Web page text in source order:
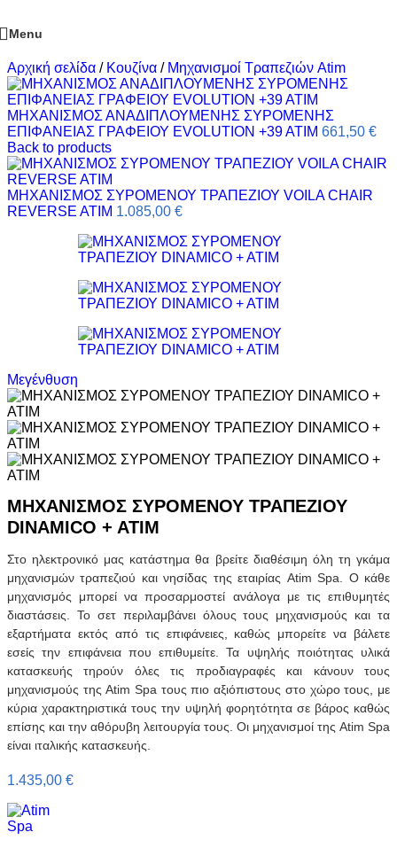
Menu
Αρχική σελίδα / Κουζίνα / Μηχανισμοί Τραπεζιών Atim
ΜΗΧΑΝΙΣΜΟΣ ΑΝΑΔΙΠΛΟΥΜΕΝΗΣ ΣΥΡΟΜΕΝΗΣ
ΕΠΙΦΑΝΕΙΑΣ ΓΡΑΦΕΙΟΥ EVOLUTION +39 ATIM 661,50 €
Back to products
ΜΗΧΑΝΙΣΜΟΣ ΣΥΡΟΜΕΝΟΥ ΤΡΑΠΕΖΙΟΥ VOILA CHAIR
REVERSE ATIM 1.085,00 €
Μεγένθυση
ΜΗΧΑΝΙΣΜΟΣ ΣΥΡΟΜΕΝΟΥ ΤΡΑΠΕΖΙΟΥ
DINAMICO + ATIM
Στο ηλεκτρονικό μας κατάστημα θα βρείτε διαθέσιμη όλη τη γκάμα
μηχανισμών τραπεζιού και νησίδας της εταιρίας Atim Spa. Ο κάθε
μηχανισμός μπορεί να προσαρμοστεί ανάλογα με τις επιθυμητές
διαστάσεις. Το σετ περιλαμβάνει όλους τους μηχανισμούς και τα
εξαρτήματα εκτός από τις επιφάνειες, καθώς μπορείτε να βάλετε
εσείς την επιφάνεια που επιθυμείτε. Τα υψηλής ποιότητας υλικά
κατασκευής τηρούν όλες τις προδιαγραφές και κάνουν τους
μηχανισμούς της Atim Spa τους πιο αξιόπιστους στο χώρο τους, με
κύρια χαρακτηριστικά τους την υψηλή φορητότητα σε βάρος καθώς
επίσης και την αθόρυβη λειτουργία τους. Οι μηχανισμοί της Atim Spa
είναι ιταλικής κατασκευής.
1.435,00 €